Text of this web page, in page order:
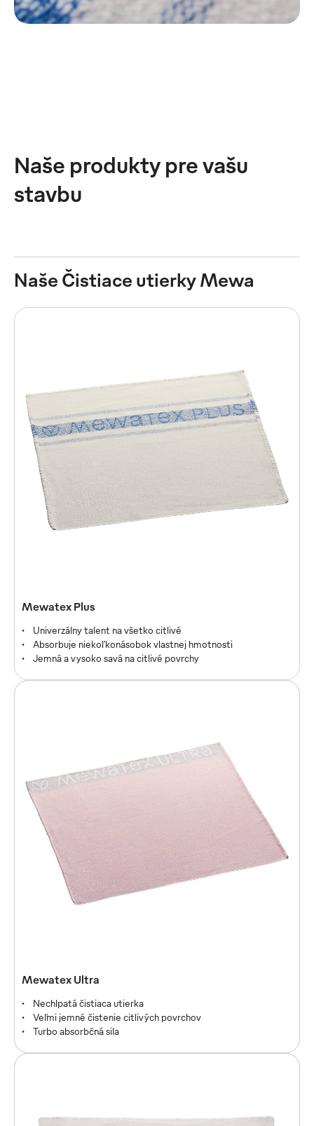
Naše produkty pre vašu
stavbu
Naše Čistiace utierky Mewa
Mewatex Plus
Univerzálny talent na všetko citlivé
Absorbuje niekoľkonásobok vlastnej hmotnosti
Jemná a vysoko savá na citlivé povrchy
Mewatex Plus
Univerzálny talent na všetko citlivé
Absorbuje niekoľkonásobok vlastnej hmotnosti
Jemná a vysoko savá na citlivé povrchy
Mewatex Ultra
Nechlpatá čistiaca utierka
Veľmi jemné čistenie citlivých povrchov
Turbo absorbčná sila